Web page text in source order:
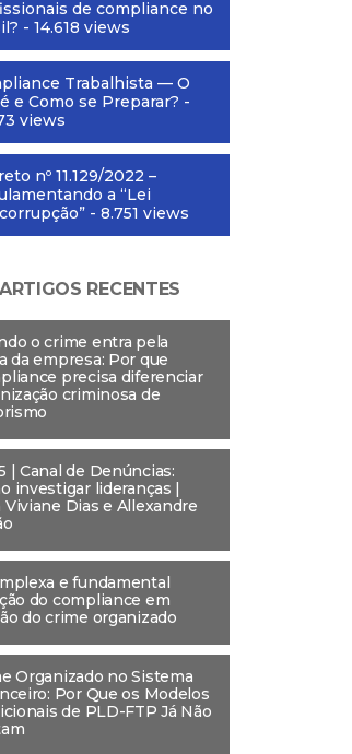
de compliance no
- 14.618 views
Trabalhista — O
e Como se Preparar? -
views
nº 11.129/2022 –
a “Lei
- 8.751 views
ARTIGOS RECENTES
o crime entra pela
da empresa: Por que
precisa diferenciar
criminosa de
| Canal de Denúncias:
investigar lideranças |
Viviane Dias e Allexandre
e fundamental
do compliance em
do crime organizado
Organizado no Sistema
Por Que os Modelos
de PLD-FTP Já Não